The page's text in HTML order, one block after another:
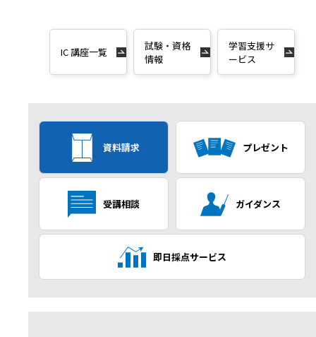
IC 講座一覧
試験・資格
情報
学習支援サ
ービス
資料請求 プレゼント
受講相談 ガイダンス
即日採点サービス